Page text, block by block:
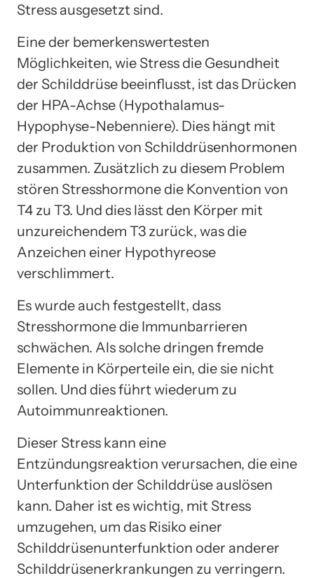
Stress ausgesetzt sind.
Eine der bemerkenswertesten
Möglichkeiten, wie Stress die Gesundheit
der Schilddrüse beeinflusst, ist das Drücken
der HPA-Achse (Hypothalamus-
Hypophyse-Nebenniere). Dies hängt mit
der Produktion von Schilddrüsenhormonen
zusammen. Zusätzlich zu diesem Problem
stören Stresshormone die Konvention von
T4 zu T3. Und dies lässt den Körper mit
unzureichendem T3 zurück, was die
Anzeichen einer Hypothyreose
verschlimmert.
Es wurde auch festgestellt, dass
Stresshormone die Immunbarrieren
schwächen. Als solche dringen fremde
Elemente in Körperteile ein, die sie nicht
sollen. Und dies führt wiederum zu
Autoimmunreaktionen.
Dieser Stress kann eine
Entzündungsreaktion verursachen, die eine
Unterfunktion der Schilddrüse auslösen
kann. Daher ist es wichtig, mit Stress
umzugehen, um das Risiko einer
Schilddrüsenunterfunktion oder anderer
Schilddrüsenerkrankungen zu verringern.